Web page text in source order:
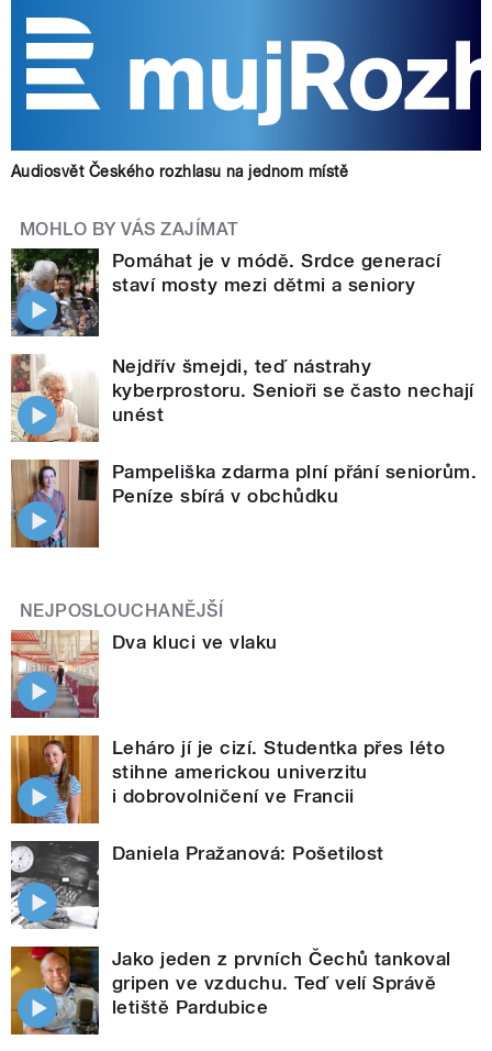
Audiosvět Českého rozhlasu na jednom místě
MOHLO BY VÁS ZAJÍMAT
Pomáhat je v módě. Srdce generací
staví mosty mezi dětmi a seniory
Nejdřív šmejdi, teď nástrahy
kyberprostoru. Senioři se často nechají
unést
Pampeliška zdarma plní přání seniorům.
Peníze sbírá v obchůdku
NEJPOSLOUCHANĚJŠÍ
Dva kluci ve vlaku
Leháro jí je cizí. Studentka přes léto
stihne americkou univerzitu
i dobrovolničení ve Francii
Daniela Pražanová: Pošetilost
Jako jeden z prvních Čechů tankoval
gripen ve vzduchu. Teď velí Správě
letiště Pardubice